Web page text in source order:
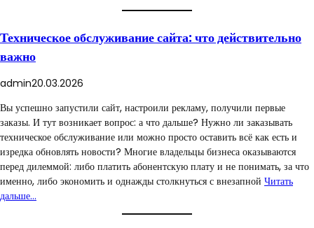
Техническое обслуживание сайта: что действительно
важно
admin20.03.2026
Вы успешно запустили сайт, настроили рекламу, получили первые
заказы. И тут возникает вопрос: а что дальше? Нужно ли заказывать
техническое обслуживание или можно просто оставить всё как есть и
изредка обновлять новости? Многие владельцы бизнеса оказываются
перед дилеммой: либо платить абонентскую плату и не понимать, за что
именно, либо экономить и однажды столкнуться с внезапной Читать
дальше…